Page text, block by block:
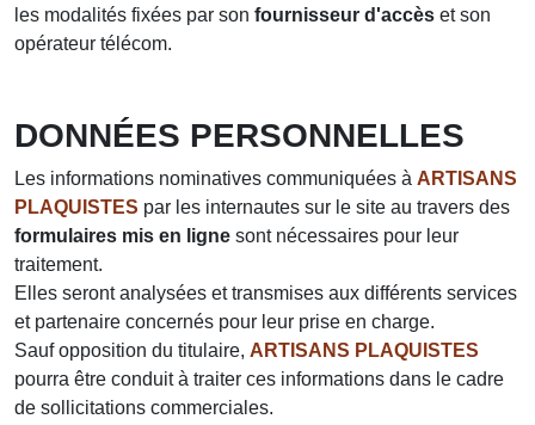
les modalités fixées par son fournisseur d'accès et son
opérateur télécom.
DONNÉES PERSONNELLES
Les informations nominatives communiquées à ARTISANS
PLAQUISTES par les internautes sur le site au travers des
formulaires mis en ligne sont nécessaires pour leur
traitement.
Elles seront analysées et transmises aux différents services
et partenaire concernés pour leur prise en charge.
Sauf opposition du titulaire, ARTISANS PLAQUISTES
pourra être conduit à traiter ces informations dans le cadre
de sollicitations commerciales.